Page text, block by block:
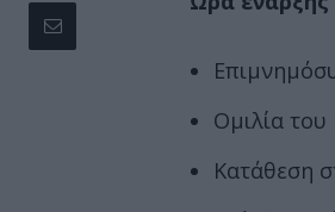
Ομιλία του
Κατάθεση